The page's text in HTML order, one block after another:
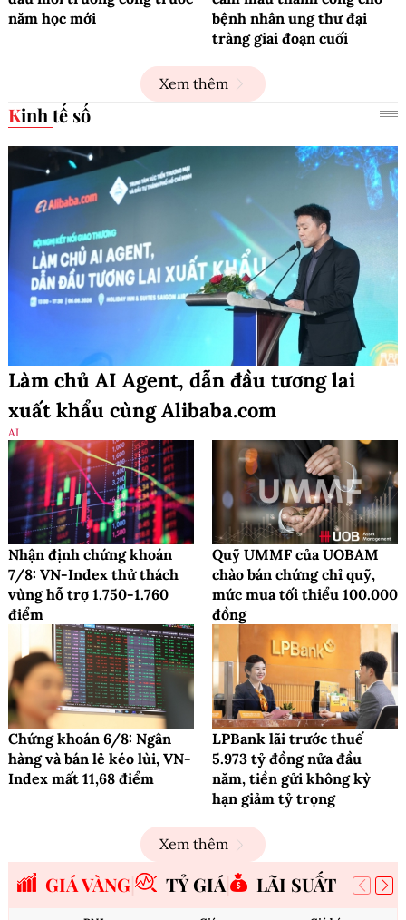
năm học mới
bệnh nhân ung thư đại
tràng giai đoạn cuối
Xem thêm
Kinh tế số
Làm chủ AI Agent, dẫn đầu tương lai
xuất khẩu cùng Alibaba.com
AI
Nhận định chứng khoán
7/8: VN-Index thử thách
vùng hỗ trợ 1.750-1.760
điểm
Quỹ UMMF của UOBAM
chào bán chứng chỉ quỹ,
mức mua tối thiểu 100.000
đồng
Chứng khoán 6/8: Ngân
hàng và bán lẻ kéo lùi, VN-
Index mất 11,68 điểm
LPBank lãi trước thuế
5.973 tỷ đồng nửa đầu
năm, tiền gửi không kỳ
hạn giảm tỷ trọng
Xem thêm
GIÁ VÀNG TỶ GIÁ LÃI SUẤT